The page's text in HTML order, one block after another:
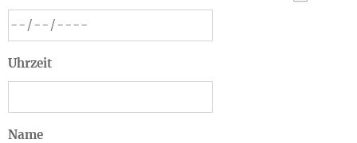
Uhrzeit
Name